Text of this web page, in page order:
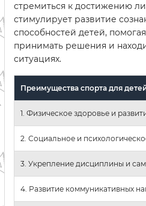
стремиться к достижению
стимулирует развитие
способностей детей,
принимать решения и
ситуациях.
Преимущества спорта для
1. Физическое здоровье и
2. Социальное и
3. Укрепление дисциплины и
4. Развитие коммуникативных